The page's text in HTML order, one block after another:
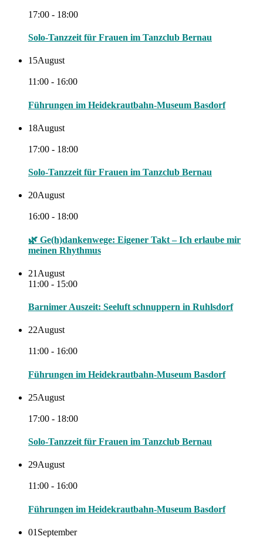
17:00 - 18:00
Solo-Tanzzeit für Frauen im Tanzclub Bernau
15August
11:00 - 16:00
Führungen im Heidekrautbahn-Museum Basdorf
18August
17:00 - 18:00
Solo-Tanzzeit für Frauen im Tanzclub Bernau
20August
16:00 - 18:00
🌿 Ge(h)dankenwege: Eigener Takt – Ich erlaube mir
meinen Rhythmus
21 August
11:00 - 15:00
Barnimer Auszeit: Seeluft schnuppern in Ruhlsdorf
22August
11:00 - 16:00
Führungen im Heidekrautbahn-Museum Basdorf
25August
17:00 - 18:00
Solo-Tanzzeit für Frauen im Tanzclub Bernau
29August
11:00 - 16:00
Führungen im Heidekrautbahn-Museum Basdorf
01 September